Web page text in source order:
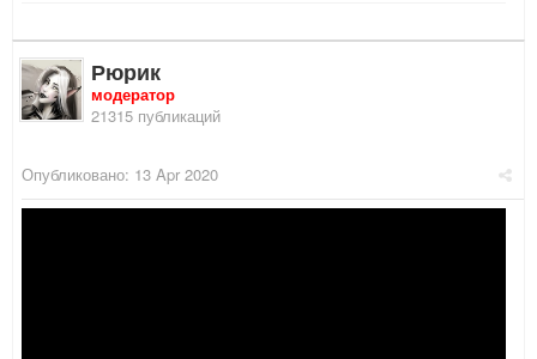
Рюрик
модератор
21315 публикаций
Опубликовано: 13 Apr 2020